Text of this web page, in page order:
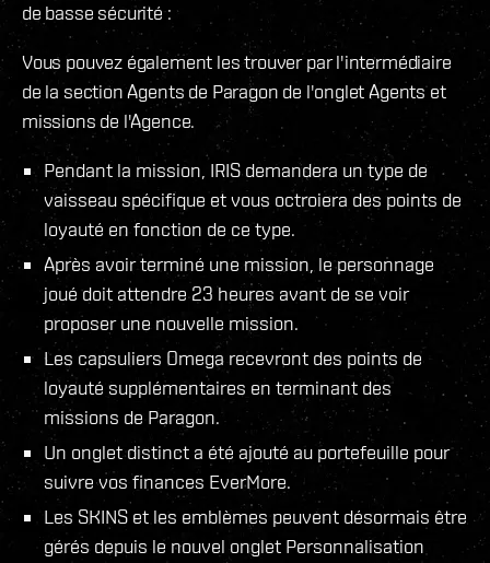
de basse sécurité :
Vous pouvez également les trouver par l'intermédiaire
de la section Agents de Paragon de l'onglet Agents et
missions de l'Agence.
Pendant la mission, IRIS demandera un type de
vaisseau spécifique et vous octroiera des points de
loyauté en fonction de ce type.
Après avoir terminé une mission, le personnage
joué doit attendre 23 heures avant de se voir
proposer une nouvelle mission.
Les capsuliers Omega recevront des points de
loyauté supplémentaires en terminant des
missions de Paragon.
Un onglet distinct a été ajouté au portefeuille pour
suivre vos finances EverMore.
Les SKINS et les emblèmes peuvent désormais être
gérés depuis le nouvel onglet Personnalisation